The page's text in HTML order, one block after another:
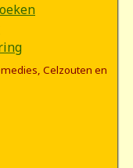
Celzouten en